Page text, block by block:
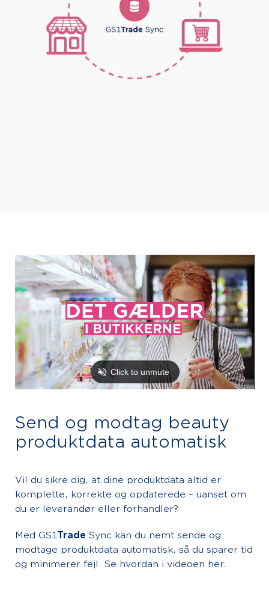
Send og modtag beauty
produktdata automatisk
Vil du sikre dig, at dine produktdata altid er
komplette, korrekte og opdaterede – uanset om
du er leverandør eller forhandler?
Med GS1Trade Sync kan du nemt sende og
modtage produktdata automatisk, så du sparer tid
og minimerer fejl. Se hvordan i videoen her.